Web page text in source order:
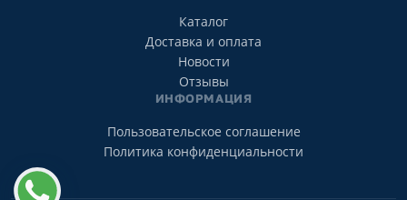
Каталог
Доставка и оплата
Новости
Отзывы
ИНФОРМАЦИЯ
Пользовательское соглашение
Политика конфиденциальности